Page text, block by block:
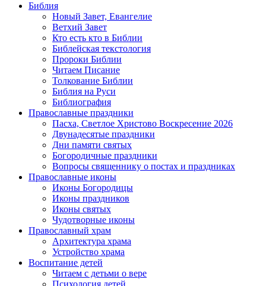
Библия
Новый Завет, Евангелие
Ветхий Завет
Кто есть кто в Библии
Библейская текстология
Пророки Библии
Читаем Писание
Толкование Библии
Библия на Руси
Библиография
Православные праздники
Пасха, Светлое Христово Воскресение 2026
Двунадесятые праздники
Дни памяти святых
Богородичные праздники
Вопросы священнику о постах и праздниках
Православные иконы
Иконы Богородицы
Иконы праздников
Иконы святых
Чудотворные иконы
Православный храм
Архитектура храма
Устройство храма
Воспитание детей
Читаем с детьми о вере
Психология детей